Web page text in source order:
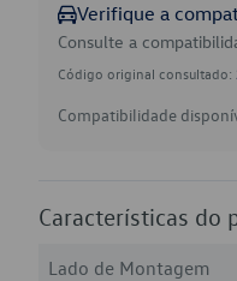
Verifique a
Consulte a
Código original consultado:
Compatibilidade
Características do
Lado de Montagem